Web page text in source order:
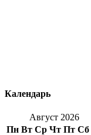
Календарь
Август 2026
Пн Вт Ср Чт Пт Сб